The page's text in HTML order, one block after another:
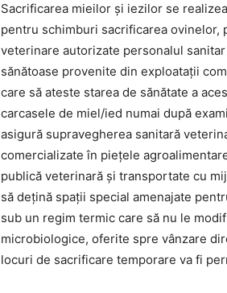
Sacrificarea mieilor și iezilor se
pentru schimburi sacrificarea ovinelor,
veterinare autorizate personalul
sănătoase provenite din exploatații
care să ateste starea de sănătate a
carcasele de miel/ied numai după
asigură supravegherea sanitară
comercializate în piețele
publică veterinară și transportate cu
să dețină spații special amenajate
sub un regim termic care să nu le
microbiologice, oferite spre vânzare
locuri de sacrificare temporare va fi